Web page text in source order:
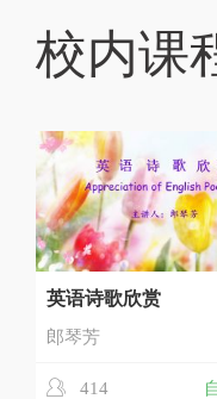
校内课
英语诗歌欣赏
郎琴芳
414